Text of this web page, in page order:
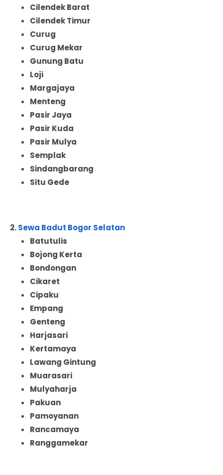
Cilendek Barat
Cilendek Timur
Curug
Curug Mekar
Gunung Batu
Loji
Margajaya
Menteng
Pasir Jaya
Pasir Kuda
Pasir Mulya
Semplak
Sindangbarang
Situ Gede
2.Sewa Badut Bogor Selatan
Batutulis
Bojong Kerta
Bondongan
Cikaret
Cipaku
Empang
Genteng
Harjasari
Kertamaya
Lawang Gintung
Muarasari
Mulyaharja
Pakuan
Pamoyanan
Rancamaya
Ranggamekar